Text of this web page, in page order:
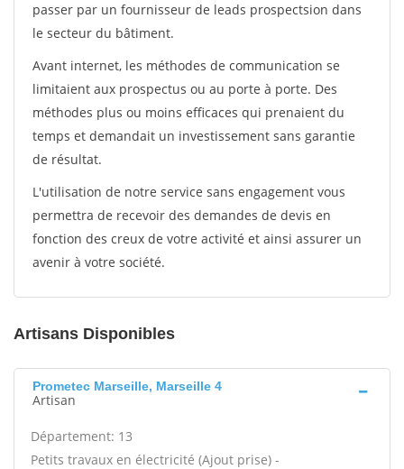
passer par un fournisseur de leads prospectsion dans
le secteur du bâtiment.
Avant internet, les méthodes de communication se
limitaient aux prospectus ou au porte à porte. Des
méthodes plus ou moins efficaces qui prenaient du
temps et demandait un investissement sans garantie
de résultat.
L'utilisation de notre service sans engagement vous
permettra de recevoir des demandes de devis en
fonction des creux de votre activité et ainsi assurer un
avenir à votre société.
Artisans Disponibles
Prometec Marseille, Marseille 4
Artisan
Département: 13
Petits travaux en électricité (Ajout prise) -